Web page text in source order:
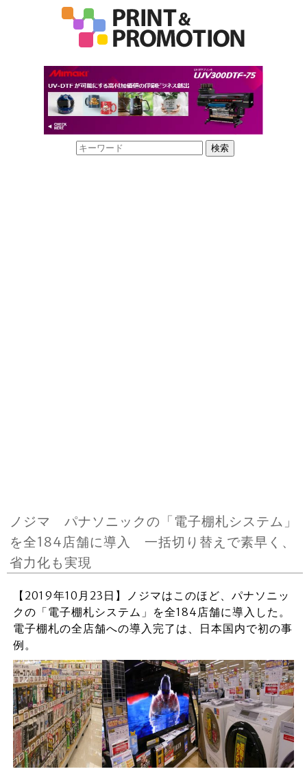
ノジマ パナソニックの「電子棚札システム」
を全184店舗に導入 一括切り替えで素早く、
省力化も実現
【2019年10月23日】ノジマはこのほど、パナソニッ
クの「電子棚札システム」を全184店舗に導入した。
電子棚札の全店舗への導入完了は、日本国内で初の事
例。